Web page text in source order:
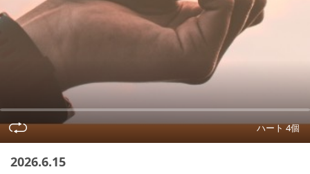
ハート 4個
2026.6.15